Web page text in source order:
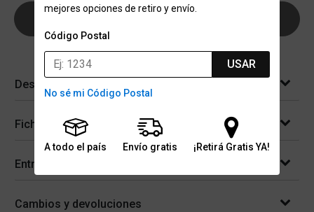
mejores opciones de retiro y envío.
Código Postal
USAR
No sé mi Código Postal
A todo el país Envío gratis ¡Retirá Gratis YA!
AGREGAR AL CARRITO
Descripción
Ficha técnica
Entregas
Cambios y devoluciones